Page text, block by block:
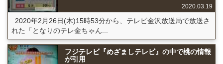
2020.03.19
2020年2月26日(木)15時53分から、テレビ金沢放送局で放送さ
れた「となりのテレ金ちゃん...
フジテレビ『めざましテレビ』の中で桃の情報
が引用